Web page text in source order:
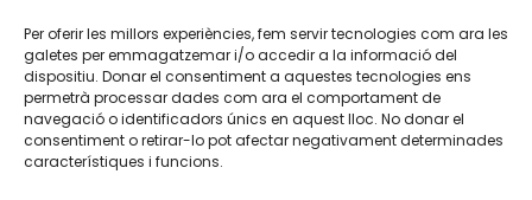
Per oferir les millors experiències, fem servir tecnologies com ara les
galetes per emmagatzemar i/o accedir a la informació del
dispositiu. Donar el consentiment a aquestes tecnologies ens
permetrà processar dades com ara el comportament de
navegació o identificadors únics en aquest lloc. No donar el
consentiment o retirar-lo pot afectar negativament determinades
característiques i funcions.
TWT YTB IG FB IN
Aviso legalPolítica de cookies